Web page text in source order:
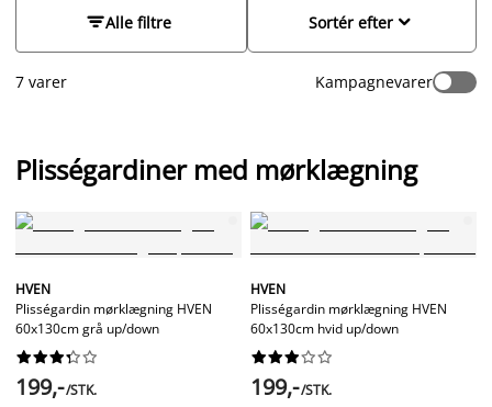
Alle filtre 
Sortér efter
7 varer Kampagnevarer
Plisségardiner med mørklægning
HVEN
Plisségardin mørklægning HVEN
60x130cm grå up/down






199,-/STK.
HVEN
Plisségardin mørklægning HVEN
60x130cm hvid up/down






199,-/STK.